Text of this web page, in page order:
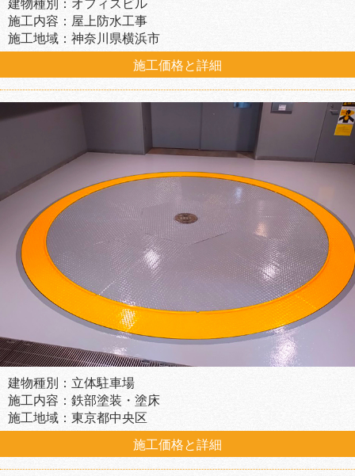
建物種別：オフィスビル
施工内容：屋上防水工事
施工地域：神奈川県横浜市
施工価格と詳細
建物種別：立体駐車場
施工内容：鉄部塗装・塗床
施工地域：東京都中央区
施工価格と詳細